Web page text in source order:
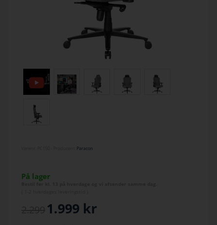
Paracon
På lager
1.999 kr